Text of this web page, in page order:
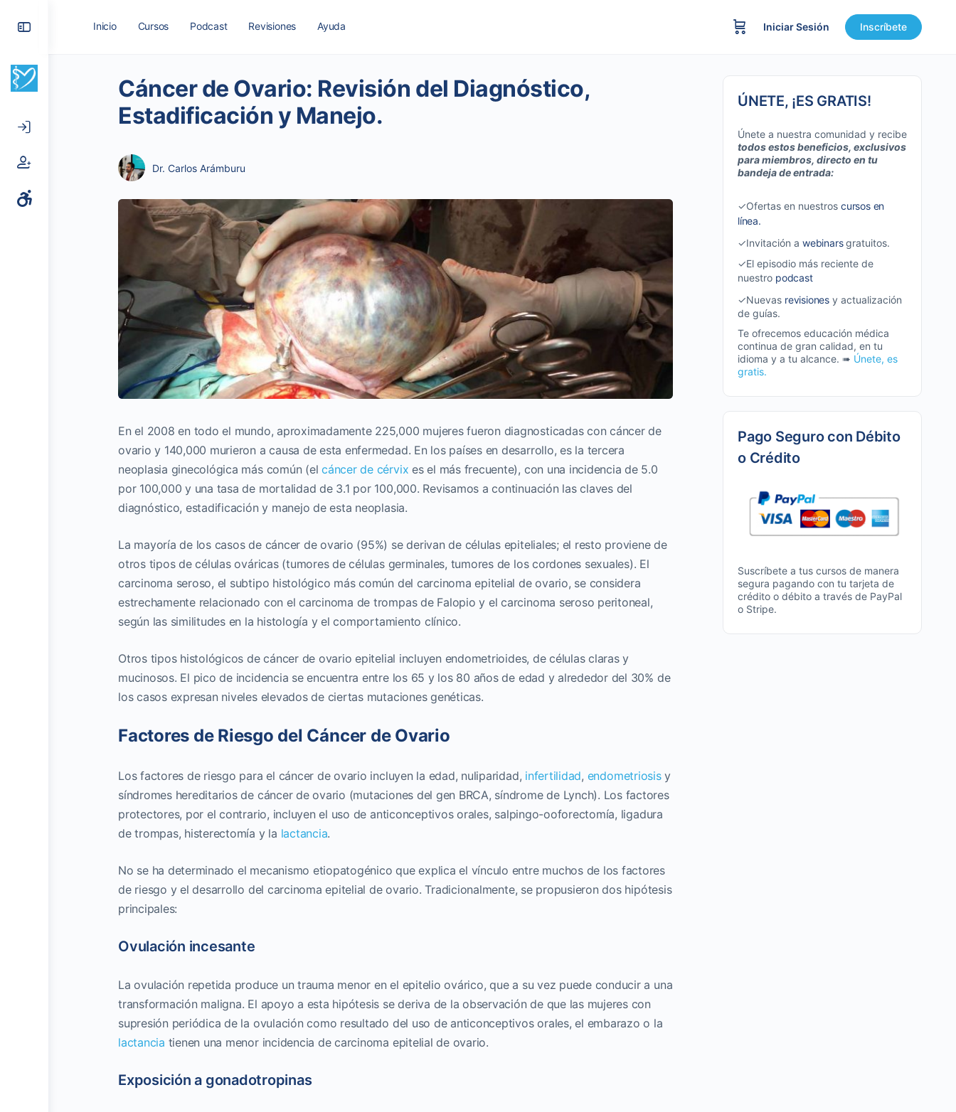
Panel
Inicio Cursos Podcast Revisiones Ayuda Iniciar Sesión Inscríbete
Cáncer de Ovario: Revisión del Diagnóstico,
Estadificación y Manejo.
Dr. Carlos Arámburu
En el 2008 en todo el mundo, aproximadamente 225,000 mujeres fueron diagnosticadas con cáncer de
ovario y 140,000 murieron a causa de esta enfermedad. En los países en desarrollo, es la tercera
neoplasia ginecológica más común (elcáncer de cérvix es el más frecuente), con una incidencia de 5.0
por 100,000 y una tasa de mortalidad de 3.1 por 100,000. Revisamos a continuación las claves del
diagnóstico, estadificación y manejo de esta neoplasia.
La mayoría de los casos de cáncer de ovario (95%) se derivan de células epiteliales; el resto proviene de
otros tipos de células ováricas (tumores de células germinales, tumores de los cordones sexuales). El
carcinoma seroso, el subtipo histológico más común del carcinoma epitelial de ovario, se considera
estrechamente relacionado con el carcinoma de trompas de Falopio y el carcinoma seroso peritoneal,
según las similitudes en la histología y el comportamiento clínico.
Otros tipos histológicos de cáncer de ovario epitelial incluyen endometrioides, de células claras y
mucinosos. El pico de incidencia se encuentra entre los 65 y los 80 años de edad y alrededor del 30% de
los casos expresan niveles elevados de ciertas mutaciones genéticas.
Factores de Riesgo del Cáncer de Ovario
Los factores de riesgo para el cáncer de ovario incluyen la edad, nuliparidad, infertilidad, endometriosisy
síndromes hereditarios de cáncer de ovario (mutaciones del gen BRCA, síndrome de Lynch). Los factores
protectores, por el contrario, incluyen el uso de anticonceptivos orales, salpingo-ooforectomía, ligadura
de trompas, histerectomía y la lactancia.
No se ha determinado el mecanismo etiopatogénico que explica el vínculo entre muchos de los factores
de riesgo y el desarrollo del carcinoma epitelial de ovario. Tradicionalmente, se propusieron dos hipótesis
principales:
Ovulación incesante
La ovulación repetida produce un trauma menor en el epitelio ovárico, que a su vez puede conducir a una
transformación maligna. El apoyo a esta hipótesis se deriva de la observación de que las mujeres con
supresión periódica de la ovulación como resultado del uso de anticonceptivos orales, el embarazo o la
lactancia tienen una menor incidencia de carcinoma epitelial de ovario.
Exposición a gonadotropinas
ÚNETE, ¡ES GRATIS!
Únete a nuestra comunidad y recibe
todos estos beneficios, exclusivos
para miembros, directo en tu
bandeja de entrada:
✓Ofertas en nuestros cursos en
línea.
✓Invitación a webinarsgratuitos.
✓El episodio más reciente de
nuestro podcast
✓Nuevas revisionesy actualización
de guías.
Te ofrecemos educación médica
continua de gran calidad, en tu
idioma y a tu alcance. ➠ Únete, es
gratis.
Pago Seguro con Débito
o Crédito
Suscríbete a tus cursos de manera
segura pagando con tu tarjeta de
crédito o débito a través de PayPal
o Stripe.